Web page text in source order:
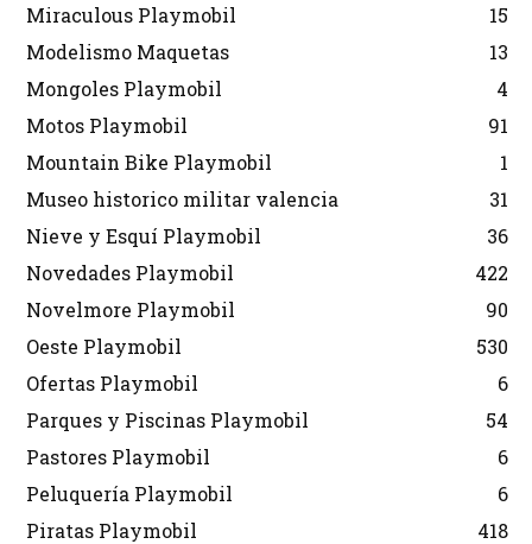
Miraculous Playmobil
15
Modelismo Maquetas
13
Mongoles Playmobil
4
Motos Playmobil
91
Mountain Bike Playmobil
1
Museo historico militar valencia
31
Nieve y Esquí Playmobil
36
Novedades Playmobil
422
Novelmore Playmobil
90
Oeste Playmobil
530
Ofertas Playmobil
6
Parques y Piscinas Playmobil
54
Pastores Playmobil
6
Peluquería Playmobil
6
Piratas Playmobil
418